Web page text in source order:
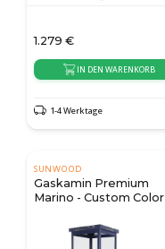
1.279 €
IN DEN WARENKORB
1-4 Werktage
SUNWOOD
Gaskamin Premium
Marino - Custom Color